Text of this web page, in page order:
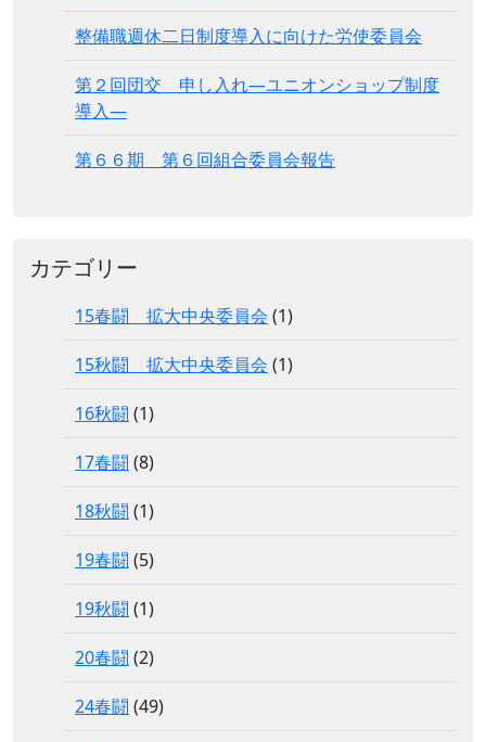
整備職週休二日制度導入に向けた労使委員会
第２回団交 申し入れ―ユニオンショップ制度
導入―
第６６期 第６回組合委員会報告
カテゴリー
15春闘 拡大中央委員会 (1)
15秋闘 拡大中央委員会 (1)
16秋闘 (1)
17春闘 (8)
18秋闘 (1)
19春闘 (5)
19秋闘 (1)
20春闘 (2)
24春闘 (49)